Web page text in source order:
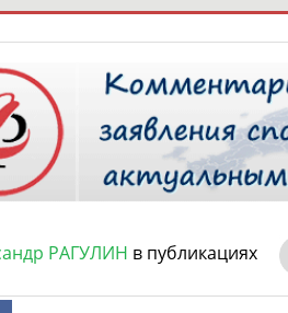
тренеры и
РАГУЛИН в публикациях